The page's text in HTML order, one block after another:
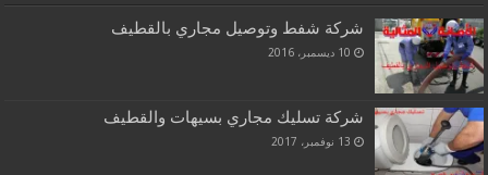
شركة شفط وتوصيل مجاري بالقطيف
10 ديسمبر، 2016
شركة تسليك مجاري بسيهات والقطيف
13 نوفمبر، 2017